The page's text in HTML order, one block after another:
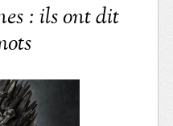
: ils ont dit